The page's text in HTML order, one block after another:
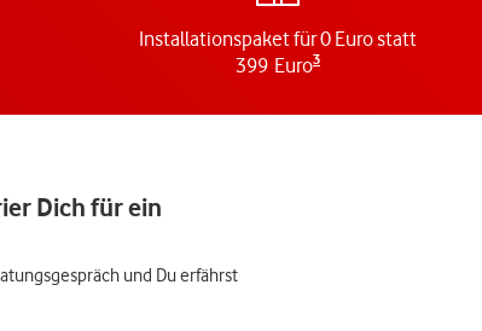
Installationspaket für 0 Euro statt
399 Euro3
Dich für ein
und Du erfährst